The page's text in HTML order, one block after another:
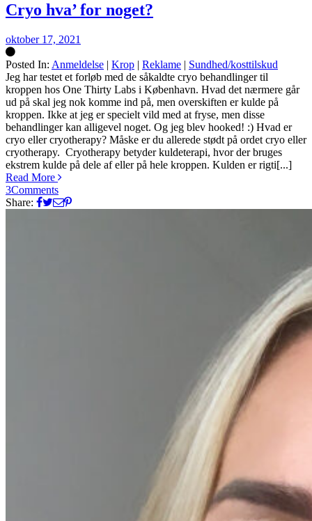
Cryo hva’ for noget?
oktober 17, 2021
Posted In: Anmeldelse | Krop | Reklame | Sundhed/kosttilskud
Silke
Jeg har testet et forløb med de såkaldte cryo behandlinger til
kroppen hos One Thirty Labs i København. Hvad det nærmere går
ud på skal jeg nok komme ind på, men overskiften er kulde på
kroppen. Ikke at jeg er specielt vild med at fryse, men disse
behandlinger kan alligevel noget. Og jeg blev hooked! :) Hvad er
cryo eller cryotherapy? Måske er du allerede stødt på ordet cryo eller
cryotherapy. Cryotherapy betyder kuldeterapi, hvor der bruges
ekstrem kulde på dele af eller på hele kroppen. Kulden er rigti[...]
Read More
3Comments
Share: